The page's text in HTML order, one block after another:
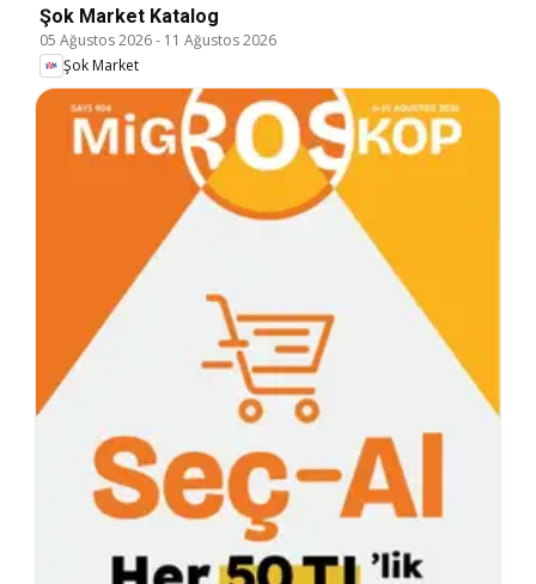
Şok Market Katalog
05 Ağustos 2026- 11 Ağustos 2026
Şok Market